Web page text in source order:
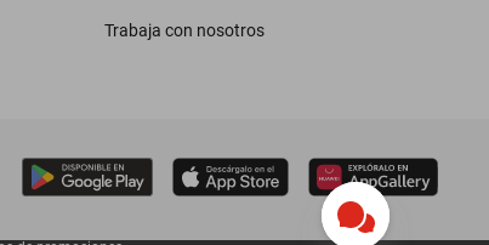
Trabaja con nosotros